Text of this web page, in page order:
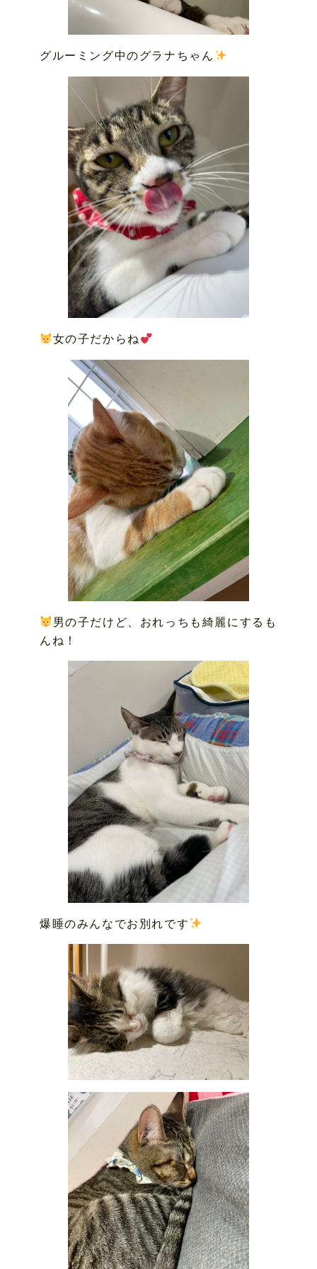
グルーミング中のグラナちゃん
女の子だからね
男の子だけど、おれっちも綺麗にするも
んね！
爆睡のみんなでお別れです